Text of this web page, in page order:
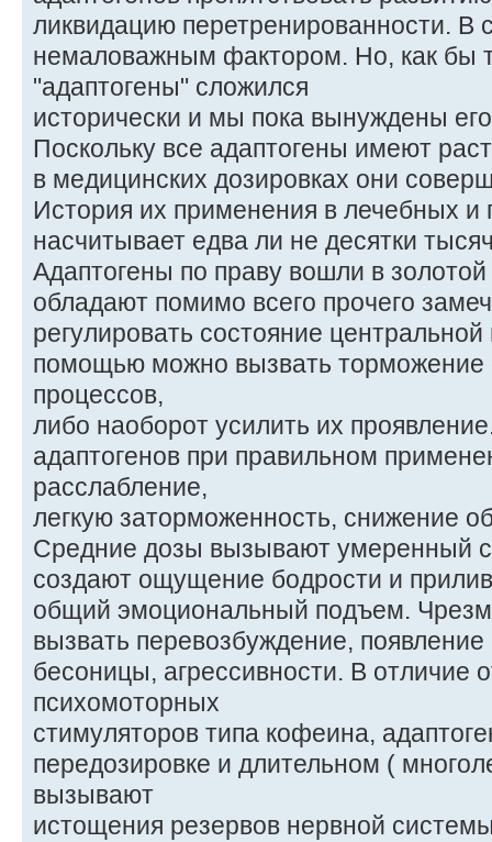
ликвидацию перетренированности. В
немаловажным фактором. Но, как бы
"адаптогены" сложился
исторически и мы пока вынуждены
Поскольку все адаптогены имеют
в медицинских дозировках они
История их применения в лечебных и
насчитывает едва ли не десятки
Адаптогены по праву вошли в
обладают помимо всего прочего
регулировать состояние
помощью можно вызвать торможение
процессов,
либо наоборот усилить их
адаптогенов при правильном
расслабление,
легкую заторможенность, снижение
Средние дозы вызывают умеренный
создают ощущение бодрости и
общий эмоциональный подъем.
вызвать перевозбуждение,
бесоницы, агрессивности. В отличие
психомоторных
стимуляторов типа кофеина,
передозировке и длительном (
вызывают
истощения резервов нервной